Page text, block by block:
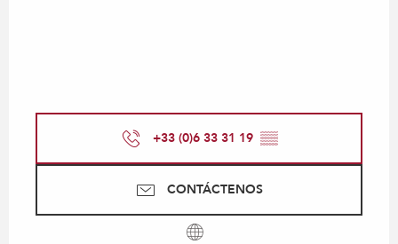
+33 (0)6 33 31 19 ▒▒
CONTÁCTENOS